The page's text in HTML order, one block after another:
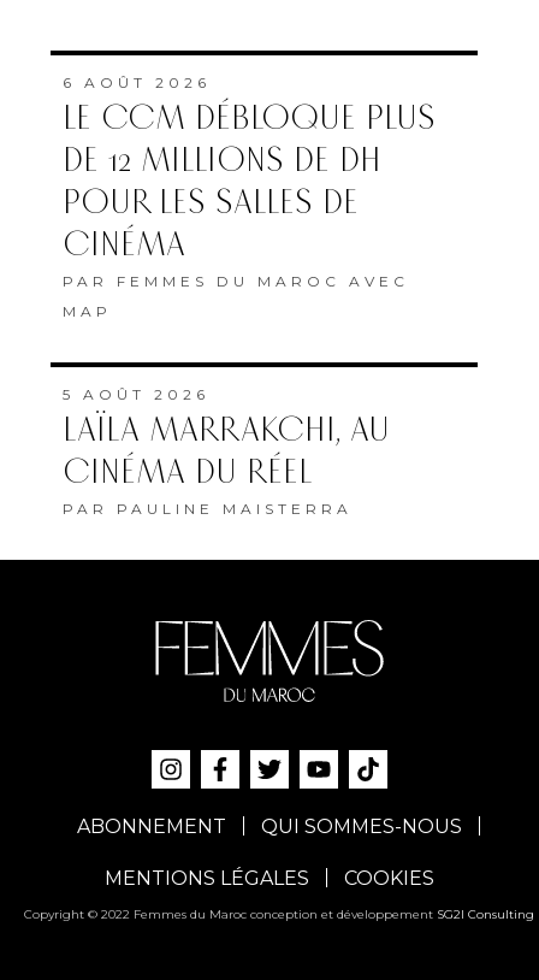
6 AOÛT 2026
LE CCM DÉBLOQUE PLUS
DE 12 MILLIONS DE DH
POUR LES SALLES DE
CINÉMA
PAR FEMMES DU MAROC AVEC
MAP
5 AOÛT 2026
LAÏLA MARRAKCHI, AU
CINÉMA DU RÉEL
PAR PAULINE MAISTERRA
ABONNEMENT QUI SOMMES-NOUS
MENTIONS LÉGALES COOKIES
Copyright © 2022 Femmes du Maroc conception et développement SG2I Consulting